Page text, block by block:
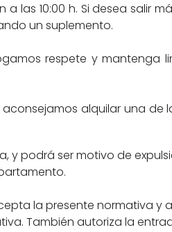
10:00 h. Si desea salir
un suplemento.
respete y mantenga
alquilar una de
y podrá ser motivo de
la presente normativa y
También autoriza la